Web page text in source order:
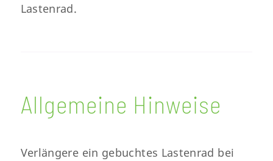
Lastenrad.
Allgemeine Hinweise
Verlängere ein gebuchtes Lastenrad bei